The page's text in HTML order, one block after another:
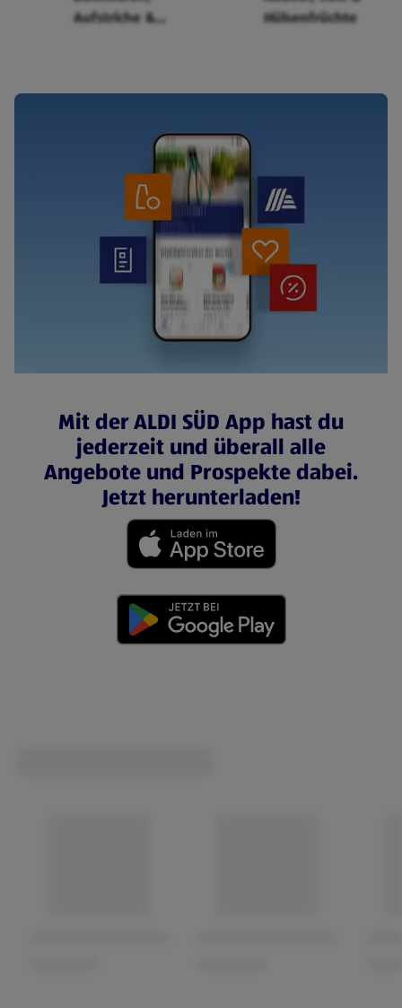
Aufstriche &
Hülsenfrüchte
Mit der ALDI SÜD App hast du
jederzeit und überall alle
Angebote und Prospekte dabei.
Jetzt herunterladen!